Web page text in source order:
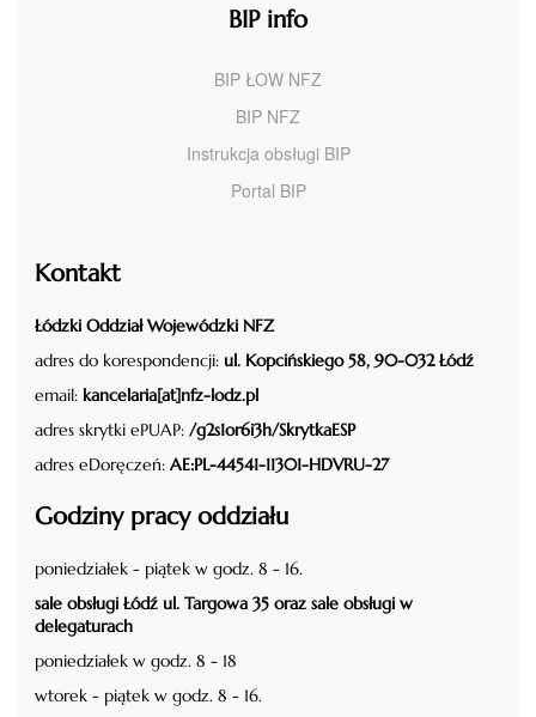
BIP info
BIP ŁOW NFZ
BIP NFZ
Instrukcja obsługi BIP
Portal BIP
Kontakt
Łódzki Oddział Wojewódzki NFZ
adres do korespondencji: ul. Kopcińskiego 58, 90-032 Łódź
email: kancelaria[at]nfz-lodz.pl
adres skrytki ePUAP: /g2s1or6i3h/SkrytkaESP
adres eDoręczeń: AE:PL-44541-11301-HDVRU-27
Godziny pracy oddziału
poniedziałek - piątek w godz. 8 - 16.
sale obsługi Łódź ul. Targowa 35 oraz sale obsługi w
delegaturach
poniedziałek w godz. 8 - 18
wtorek - piątek w godz. 8 - 16.